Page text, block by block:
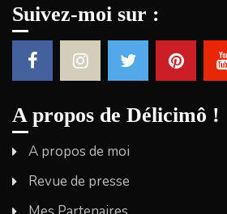
Suivez-moi sur :
A propos de Délicimô !
A propos de moi
Revue de presse